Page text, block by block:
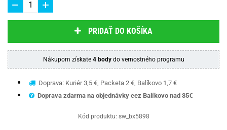
PRIDAŤ DO KOŠÍKA
Nákupom získate 4 bodydo vernostného programu
Doprava: Kuriér 3,5 €, Packeta 2 €, Balíkovo 1,7 €
Doprava zdarma na objednávky cez Balíkovo nad 35€
Kód produktu: sw_bx5898